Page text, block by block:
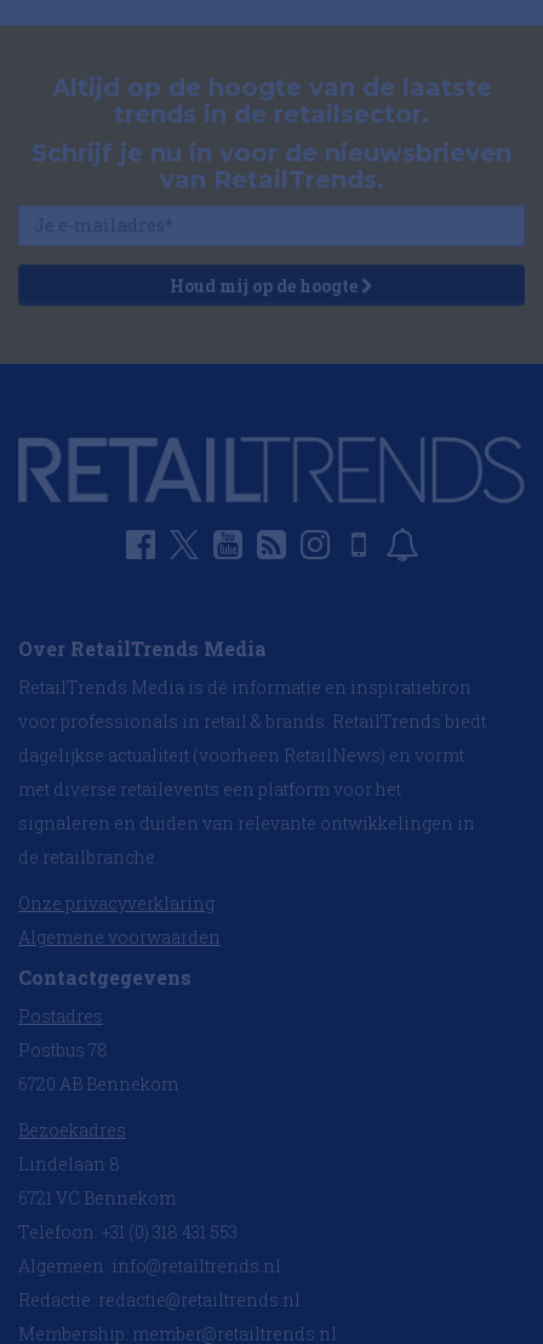
Altijd op de hoogte van de laatste
trends in de retailsector.
Schrijf je nu in voor de nieuwsbrieven
van RetailTrends.
Houd mij op de hoogte
Over RetailTrends Media
RetailTrends Media is dé informatie en inspiratiebron
voor professionals in retail & brands. RetailTrends biedt
dagelijkse actualiteit (voorheen RetailNews) en vormt
met diverse retailevents een platform voor het
signaleren en duiden van relevante ontwikkelingen in
de retailbranche.
Onze privacyverklaring
Algemene voorwaarden
Contactgegevens
Postadres
Postbus 78
6720 AB Bennekom
Bezoekadres
Lindelaan 8
6721 VC Bennekom
Telefoon: +31 (0) 318 431 553
Algemeen: info@retailtrends.nl
Redactie: redactie@retailtrends.nl
Membership: member@retailtrends.nl